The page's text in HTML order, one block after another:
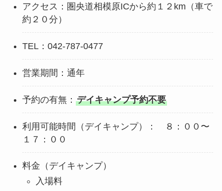
アクセス：圏央道相模原ICから約１２km（車で
約２０分）
TEL：042-787-0477
営業期間：通年
予約の有無： デイキャンプ予約不要
利用可能時間（デイキャンプ）： ８：００〜
１７：００
料金（デイキャンプ）
入場料